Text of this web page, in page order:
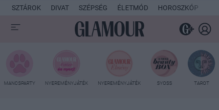
SZTÁROK DIVAT SZÉPSÉG ÉLETMÓD HOROSZKÓP
MANCSPARTY NYEREMÉNYJÁTÉK NYEREMÉNYJÁTÉK SYOSS TAROT